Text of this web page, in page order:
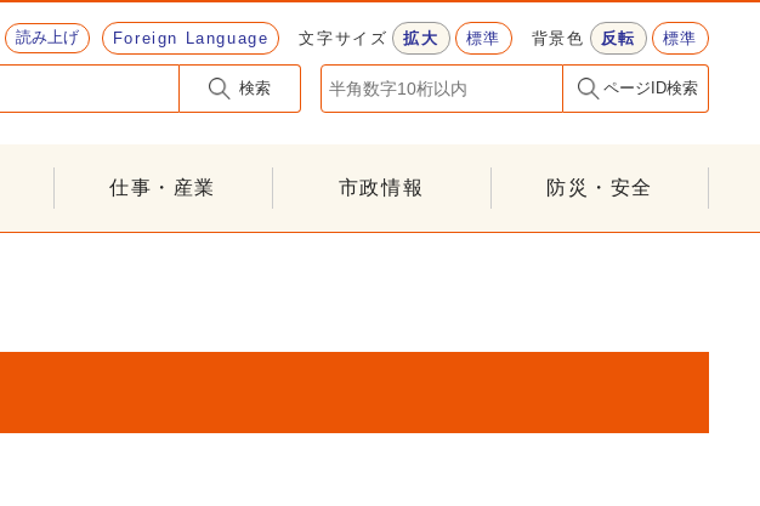
読み上げ Foreign Language 文字サイズ 拡大 標準 背景色 反転 標準
検索 ページID検索
仕事・産業 市政情報 防災・安全